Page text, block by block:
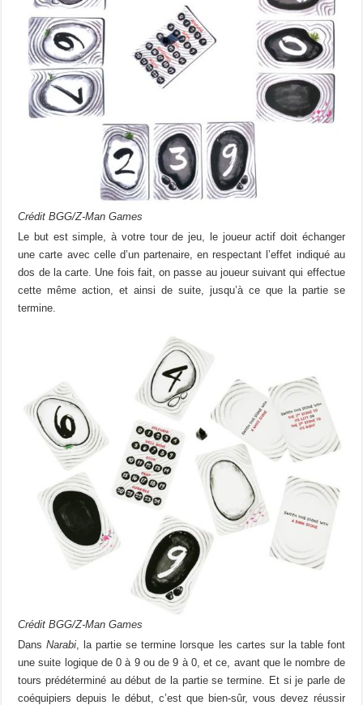
Crédit BGG/Z-Man Games
Le but est simple, à votre tour de jeu, le joueur actif doit échanger
une carte avec celle d’un partenaire, en respectant l’effet indiqué au
dos de la carte. Une fois fait, on passe au joueur suivant qui effectue
cette même action, et ainsi de suite, jusqu’à ce que la partie se
termine.
Crédit BGG/Z-Man Games
DansNarabi , la partie se termine lorsque les cartes sur la table font
une suite logique de 0 à 9 ou de 9 à 0, et ce, avant que le nombre de
tours prédéterminé au début de la partie se termine. Et si je parle de
coéquipiers depuis le début, c’est que bien-sûr, vous devez réussir